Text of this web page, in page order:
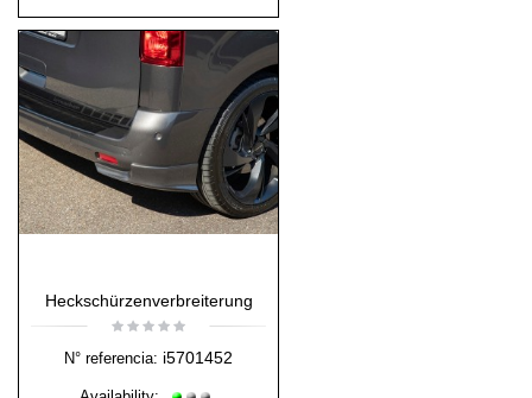
Heckschürzenverbreiterung
N° referencia: i5701452